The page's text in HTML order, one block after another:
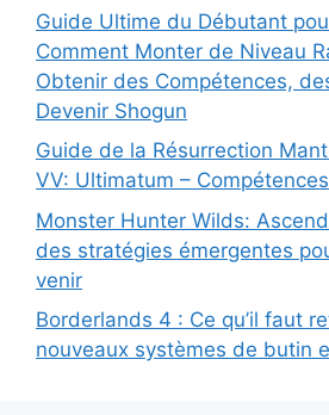
Guide Ultime du Débutant
Comment Monter de Niveau
Obtenir des Compétences,
Devenir Shogun
Guide de la Résurrection
VV: Ultimatum –
Monster Hunter Wilds:
des stratégies émergentes
venir
Borderlands 4 : Ce qu’il faut
nouveaux systèmes de butin